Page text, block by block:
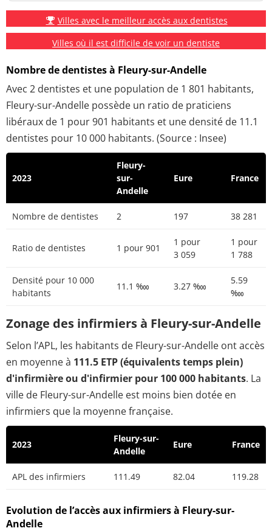
Villes avec le meilleur accès aux dentistes
Villes où il est difficile de voir un dentiste
Nombre de dentistes à Fleury-sur-Andelle
Avec 2 dentistes et une population de 1 801 habitants,
Fleury-sur-Andelle possède un ratio de praticiens
libéraux de 1 pour 901 habitants et une densité de 11.1
dentistes pour 10 000 habitants. (Source : Insee)
2023
Fleury-
sur-
Andelle
Eure France
Nombre de dentistes 2 197 38 281
Ratio de dentistes 1 pour 901
1 pour
3 059
1 pour
1 788
Densité pour 10 000
habitants
11.1 ‱ 3.27 ‱
5.59
‱
Zonage des infirmiers à Fleury-sur-Andelle
Selon l’APL, les habitants de Fleury-sur-Andelle ont accès
en moyenne à 111.5 ETP (équivalents temps plein)
d'infirmière ou d'infirmier pour 100 000 habitants. La
ville de Fleury-sur-Andelle est moins bien dotée en
infirmiers que la moyenne française.
2023
Fleury-sur-
Andelle
Eure France
APL des infirmiers 111.49 82.04 119.28
Evolution de l’accès aux infirmiers à Fleury-sur-
Andelle